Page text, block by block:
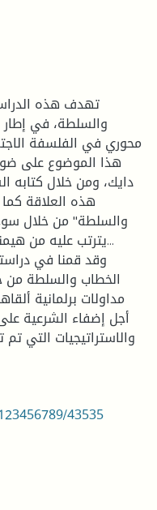
تهدف هذه
والسلطة، في
محوري في الفلسفة
هذا الموضوع على ضوء
دايك، ومن خلال
هذه العلاقة
والسلطة" من خلال
يترتب عليه من
وقد قمنا في
الخطاب والسلطة
مداولات برلمانية
أجل إضفاء الشرعية
والاستراتيجيات التي
43535